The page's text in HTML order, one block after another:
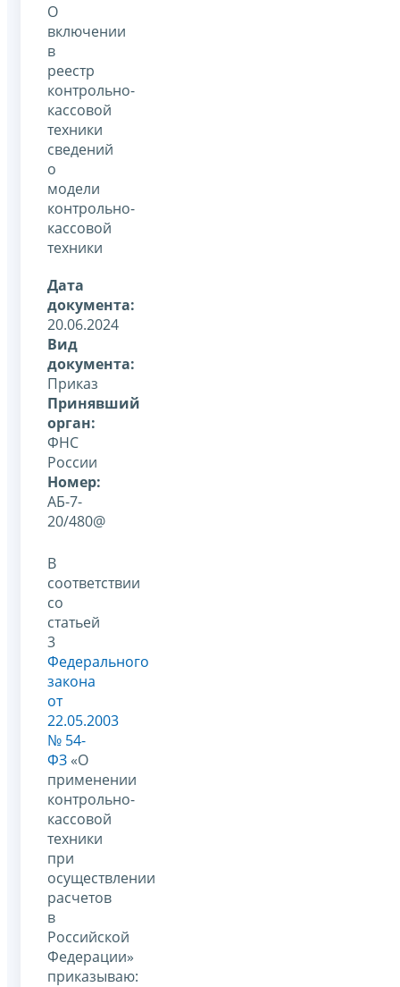
О
включении
в
реестр
контрольно-
кассовой
техники
сведений
о
модели
контрольно-
кассовой
техники
Дата
документа:
20.06.2024
Вид
документа:
Приказ
Принявший
орган:
ФНС
России
Номер:
АБ-7-
20/480@
В
соответствии
со
статьей
3
Федерального
закона
от
22.05.2003
№ 54-
ФЗ «О
применении
контрольно-
кассовой
техники
при
осуществлении
расчетов
в
Российской
Федерации»
приказываю: